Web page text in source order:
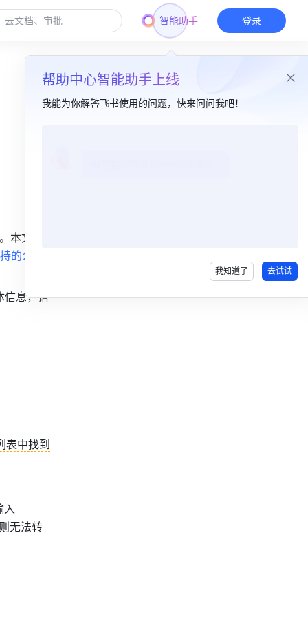
智能助手
帮助中心智能助手上线
我能为你解答飞书使用的问题，快来问问我吧！
我知道了 去试试
登录
本文仅
的公
信息，请
表中找到
无法转